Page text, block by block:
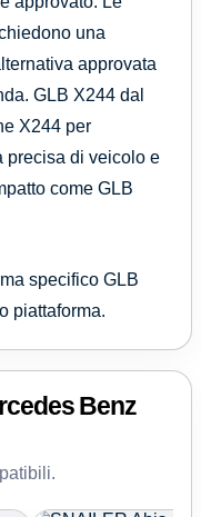
una
approvata
GLB X244 dal
X244 per
precisa di veicolo e
come GLB
specifico GLB
piattaforma.
Benz